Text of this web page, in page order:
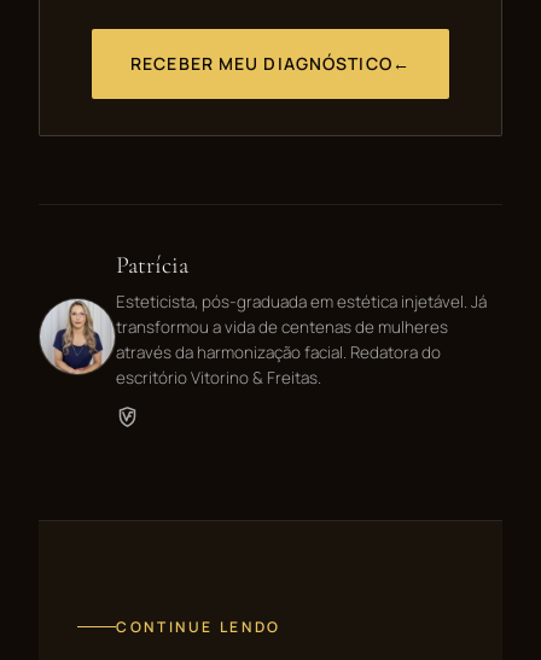
RECEBER MEU DIAGNÓSTICO ←
Patrícia
Esteticista, pós-graduada em estética injetável. Já
transformou a vida de centenas de mulheres
através da harmonização facial. Redatora do
escritório Vitorino & Freitas.
CONTINUE LENDO